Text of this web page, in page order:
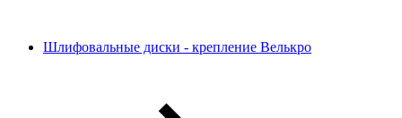
Шлифовальные диски - крепление Велькро